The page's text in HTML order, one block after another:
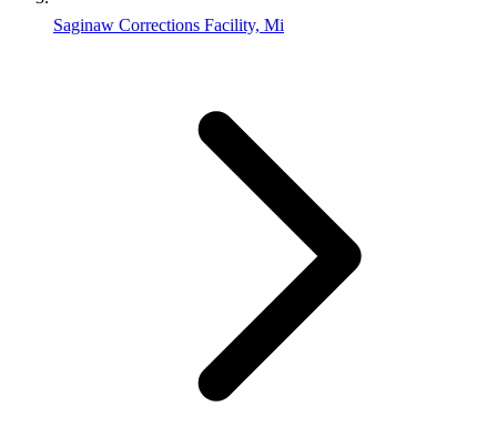
Saginaw Corrections Facility, Mi